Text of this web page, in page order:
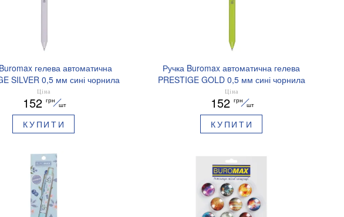
гелева автоматична
SILVER 0,5 мм сині чорнила
BM.83102
Ціна
152 грн
шт
КУПИТИ
Ручка Buromax автоматична гелева
PRESTIGE GOLD 0,5 мм сині чорнила
BM.83101
Ціна
152 грн
шт
КУПИТИ